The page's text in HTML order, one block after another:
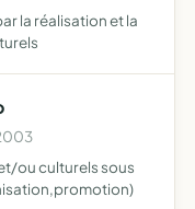
la réalisation et la
ou culturels sous